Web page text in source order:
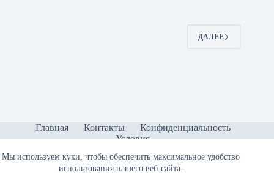
Мы используем куки, чтобы обеспечить максимальное удобство
использования нашего веб-сайта.
ДАЛЕЕ
Главная Контакты
Конфиденциальность
Условия